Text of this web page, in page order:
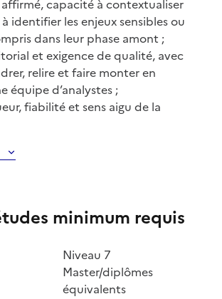
capacité à contextualiser
identifier les enjeux sensibles ou
dans leur phase amont ;
et exigence de qualité, avec
relire et faire monter en
équipe d’analystes ;
fiabilité et sens aigu de la
minimum requis
Niveau 7
Master/diplômes
équivalents